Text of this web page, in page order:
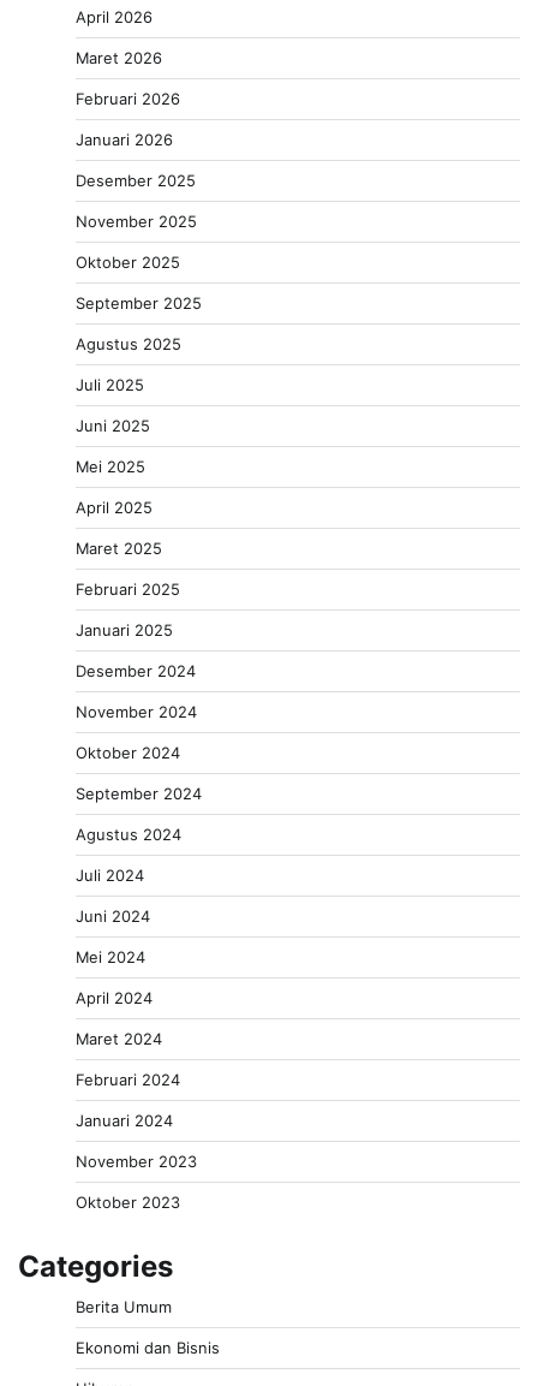
April 2026
Maret 2026
Februari 2026
Januari 2026
Desember 2025
November 2025
Oktober 2025
September 2025
Agustus 2025
Juli 2025
Juni 2025
Mei 2025
April 2025
Maret 2025
Februari 2025
Januari 2025
Desember 2024
November 2024
Oktober 2024
September 2024
Agustus 2024
Juli 2024
Juni 2024
Mei 2024
April 2024
Maret 2024
Februari 2024
Januari 2024
November 2023
Oktober 2023
Categories
Berita Umum
Ekonomi dan Bisnis